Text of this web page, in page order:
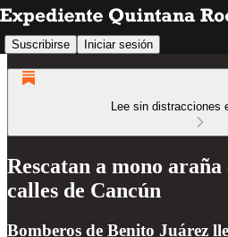
Suscribirse Iniciar sesión
Lee sin distracciones
Rescatan a mono
calles de Cancún
Bomberos de Benito Juárez